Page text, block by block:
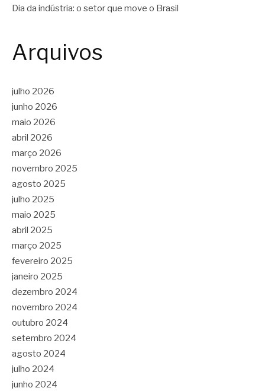
Dia da indústria: o setor que move o Brasil
Arquivos
julho 2026
junho 2026
maio 2026
abril 2026
março 2026
novembro 2025
agosto 2025
julho 2025
maio 2025
abril 2025
março 2025
fevereiro 2025
janeiro 2025
dezembro 2024
novembro 2024
outubro 2024
setembro 2024
agosto 2024
julho 2024
junho 2024